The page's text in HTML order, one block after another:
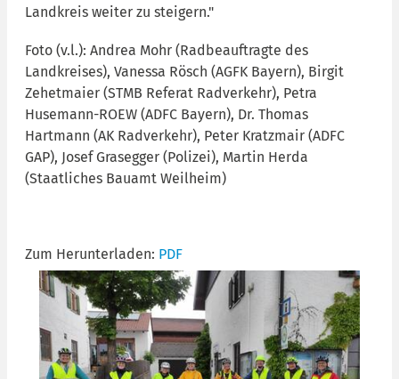
Landkreis weiter zu steigern."
Foto (v.l.): Andrea Mohr (Radbeauftragte des
Landkreises), Vanessa Rösch (AGFK Bayern), Birgit
Zehetmaier (STMB Referat Radverkehr), Petra
Husemann-ROEW (ADFC Bayern), Dr. Thomas
Hartmann (AK Radverkehr), Peter Kratzmair (ADFC
GAP), Josef Grasegger (Polizei), Martin Herda
(Staatliches Bauamt Weilheim)
Zum Herunterladen: PDF